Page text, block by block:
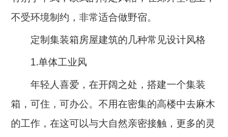
不受环境制约，非常适合做野宿。
定制集装箱房屋建筑的几种常见设计风格
1.单体工业风
年轻人喜爱，在开阔之处，搭建一个集装
箱，可住，可办公。不用在密集的高楼中去麻木
的工作，在这可以与大自然亲密接触，更多的灵